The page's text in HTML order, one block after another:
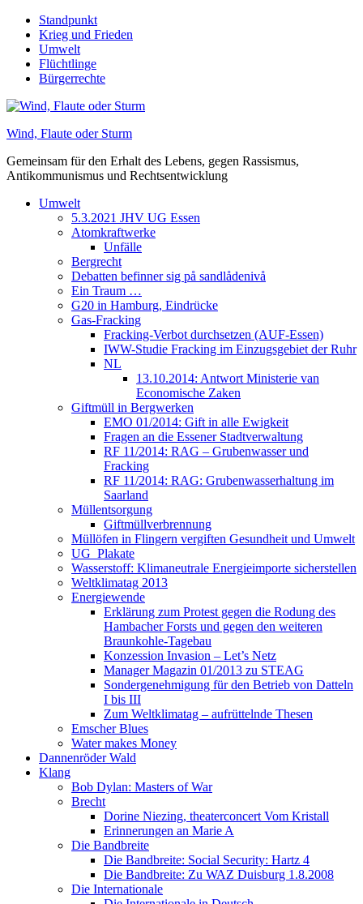
Skip
content
Standpunkt
Krieg und Frieden
Umwelt
Flüchtlinge
Bürgerrechte
Wind, Flaute oder Sturm
Gemeinsam für den Erhalt des Lebens, gegen Rassismus,
Antikommunismus und Rechtsentwicklung
Umwelt
5.3.2021 JHV UG Essen
Atomkraftwerke
Unfälle
Bergrecht
Debatten befinner sig på sandlådenivå
Ein Traum …
G20 in Hamburg, Eindrücke
Gas-Fracking
Fracking-Verbot durchsetzen (AUF-Essen)
IWW-Studie Fracking im Einzugsgebiet der Ruhr
NL
13.10.2014: Antwort Ministerie van
Economische Zaken
Giftmüll in Bergwerken
EMO 01/2014: Gift in alle Ewigkeit
Fragen an die Essener Stadtverwaltung
RF 11/2014: RAG – Grubenwasser und
Fracking
RF 11/2014: RAG: Grubenwasserhaltung im
Saarland
Müllentsorgung
Giftmüllverbrennung
Müllöfen in Flingern vergiften Gesundheit und Umwelt
UG_Plakate
Wasserstoff: Klimaneutrale Energieimporte sicherstellen
Weltklimatag 2013
Energiewende
Erklärung zum Protest gegen die Rodung des
Hambacher Forsts und gegen den weiteren
Braunkohle-Tagebau
Konzession Invasion – Let’s Netz
Manager Magazin 01/2013 zu STEAG
Sondergenehmigung für den Betrieb von Datteln
I bis III
Zum Weltklimatag – aufrüttelnde Thesen
Emscher Blues
Water makes Money
Dannenröder Wald
Klang
Bob Dylan: Masters of War
Brecht
Dorine Niezing, theaterconcert Vom Kristall
Erinnerungen an Marie A
Die Bandbreite
Die Bandbreite: Social Security: Hartz 4
Die Bandbreite: Zu WAZ Duisburg 1.8.2008
Die Internationale